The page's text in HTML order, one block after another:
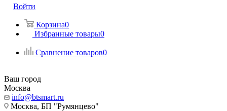
Войти
Корзина0
Избранные товары0
Сравнение товаров0
Ваш город
Москва
info@btsmart.ru
Москва, БП "Румянцево"